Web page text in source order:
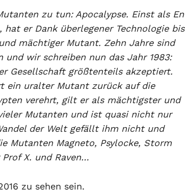
zu tun: Apocalypse. Einst als En
er Dank überlegener Technologie bis
mächtiger Mutant. Zehn Jahre sind
und wir schreiben nun das Jahr 1983:
Gesellschaft größtenteils akzeptiert.
ein uralter Mutant zurück auf die
verehrt, gilt er als mächtigster und
Mutanten und ist quasi nicht nur
der Welt gefällt ihm nicht und
Mutanten Magneto, Psylocke, Storm
X. und Raven…
zu sehen sein.